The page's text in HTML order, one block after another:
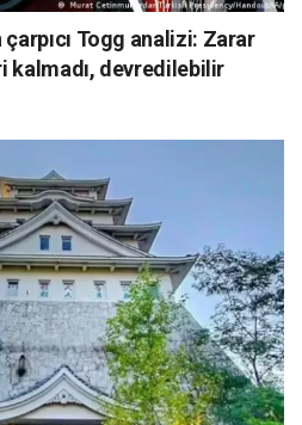
Togg analizi: Zarar
kalmadı, devredilebilir